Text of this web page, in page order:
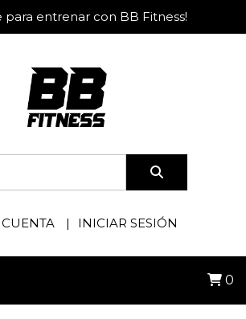
para entrenar con BB Fitness!
INICIAR SESIÓN
0